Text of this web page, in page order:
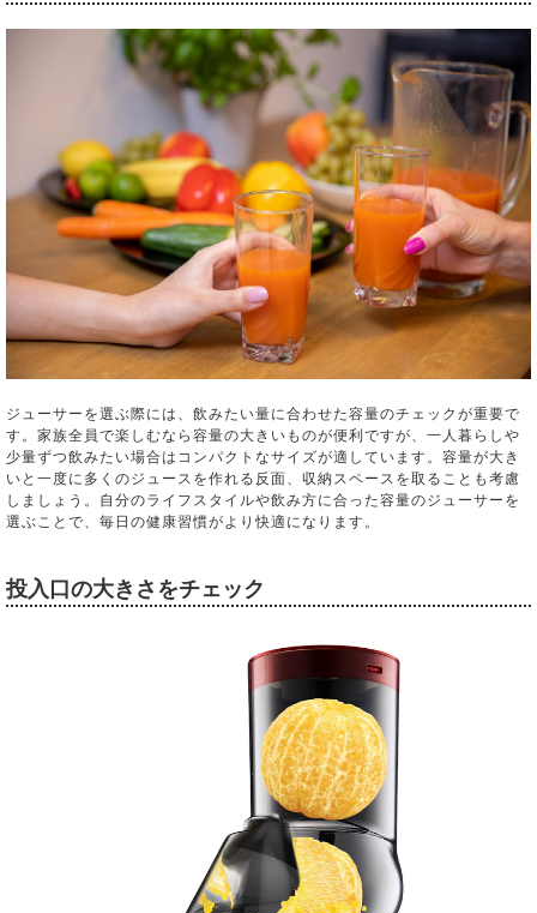
ジューサーを選ぶ際には、飲みたい量に合わせた容量のチェックが重要で
す。家族全員で楽しむなら容量の大きいものが便利ですが、一人暮らしや
少量ずつ飲みたい場合はコンパクトなサイズが適しています。容量が大き
いと一度に多くのジュースを作れる反面、収納スペースを取ることも考慮
しましょう。自分のライフスタイルや飲み方に合った容量のジューサーを
選ぶことで、毎日の健康習慣がより快適になります。
投入口の大きさをチェック